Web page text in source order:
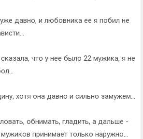
давно, и любовника ее я побил не
что у нее было 22 мужика, я не
хотя она давно и сильно замужем...
обнимать, гладить, а дальше -
принимает только наружно...